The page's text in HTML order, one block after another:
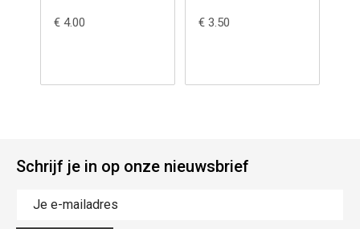
€ 4.00
Anijshyssop
€ 3.50
Schrijf je in op onze nieuwsbrief